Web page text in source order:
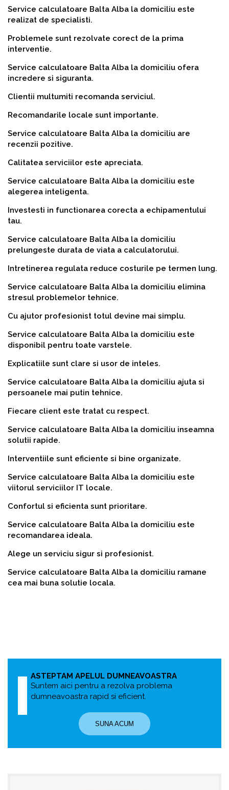
Service calculatoare Balta Alba la domiciliu este
realizat de specialisti.
Problemele sunt rezolvate corect de la prima
interventie.
Service calculatoare Balta Alba la domiciliu ofera
incredere si siguranta.
Clientii multumiti recomanda serviciul.
Recomandarile locale sunt importante.
Service calculatoare Balta Alba la domiciliu are
recenzii pozitive.
Calitatea serviciilor este apreciata.
Service calculatoare Balta Alba la domiciliu este
alegerea inteligenta.
Investesti in functionarea corecta a echipamentului
tau.
Service calculatoare Balta Alba la domiciliu
prelungeste durata de viata a calculatorului.
Intretinerea regulata reduce costurile pe termen lung.
Service calculatoare Balta Alba la domiciliu elimina
stresul problemelor tehnice.
Cu ajutor profesionist totul devine mai simplu.
Service calculatoare Balta Alba la domiciliu este
disponibil pentru toate varstele.
Explicatiile sunt clare si usor de inteles.
Service calculatoare Balta Alba la domiciliu ajuta si
persoanele mai putin tehnice.
Fiecare client este tratat cu respect.
Service calculatoare Balta Alba la domiciliu inseamna
solutii rapide.
Interventiile sunt eficiente si bine organizate.
Service calculatoare Balta Alba la domiciliu este
viitorul serviciilor IT locale.
Confortul si eficienta sunt prioritare.
Service calculatoare Balta Alba la domiciliu este
recomandarea ideala.
Alege un serviciu sigur si profesionist.
Service calculatoare Balta Alba la domiciliu ramane
cea mai buna solutie locala.
ASTEPTAM APELUL DUMNEAVOASTRA
Suntem aici pentru a rezolva problema
dumneavoastra rapid si eficient.
SUNA ACUM